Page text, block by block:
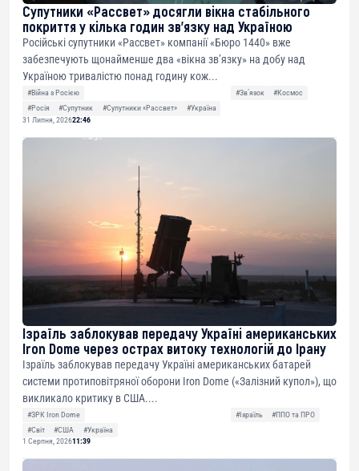
Супутники «Рассвет» досягли вікна стабільного
покриття у кілька годин зв’язку над Україною
Російські супутники «Рассвет» компанії «Бюро 1440» вже
забезпечують щонайменше два «вікна зв’язку» на добу над
Україною тривалістю понад годину кож...
#Війна з Росією #Звʼязок
#Космос
#Росія
#Супутник #Супутники «Рассвет»
#Україна
31 Липня, 202622:46
Ізраїль заблокував передачу Україні американських
Iron Dome через острах витоку технологій до Ірану
Ізраїль заблокував передачу Україні американських батарей
системи протиповітряної оборони Iron Dome («Залізний купол»), що
викликало критику в США....
#ЗРК Iron Dome #Ізраїль
#ППО та ПРО
#Світ
#США
#Україна
1 Серпня, 202611:39